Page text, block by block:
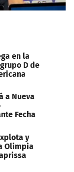
en la
D de
a Nueva
Fecha
y
Olimpia